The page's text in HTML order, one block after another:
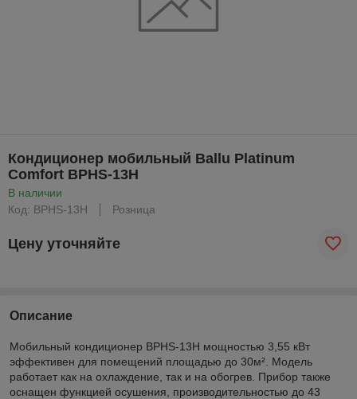
Кондиционер мобильный Ballu Platinum
Comfort BPHS-13H
В наличии
Код: BPHS-13H
Розница
Цену уточняйте
Описание
Мобильный кондиционер BPHS-13H мощностью 3,55 кВт
эффективен для помещений площадью до 30м². Модель
работает как на охлаждение, так и на обогрев. Прибор также
оснащен функцией осушения, производительностью до 43